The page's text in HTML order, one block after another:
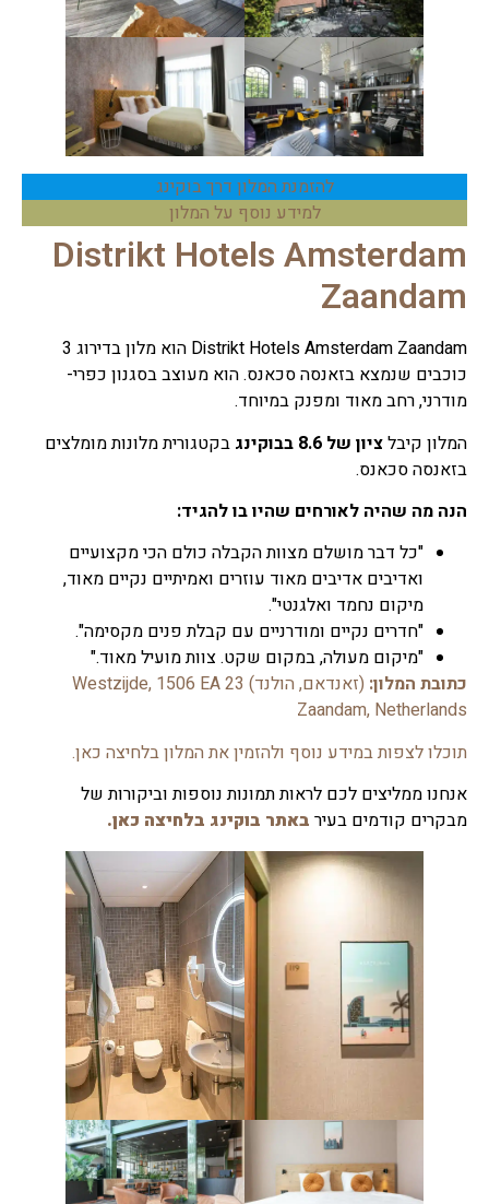
להזמנת המלון דרך בוקינג
למידע נוסף על המלון
Distrikt Hotels Amsterdam
Zaandam
Distrikt Hotels Amsterdam Zaandam הוא מלון בדירוג 3
כוכבים שנמצא בזאנסה סכאנס. הוא מעוצב בסגנון כפרי-
מודרני, רחב מאוד ומפנק במיוחד.
המלון קיבלציון של 8.6 בבוקינג
בקטגורית מלונות מומלצים
בזאנסה סכאנס.
הנה מה שהיה לאורחים שהיו בו להגיד:
"כל דבר מושלם מצוות הקבלה כולם הכי מקצועיים
ואדיבים אדיבים מאוד עוזרים ואמיתיים נקיים מאוד,
מיקום נחמד ואלגנטי".
"חדרים נקיים ומודרניים עם קבלת פנים מקסימה".
"מיקום מעולה, במקום שקט. צוות מועיל מאוד."
כתובת המלון:
(זאנדאם, הולנד) 23 Westzijde, 1506 EA
Zaandam, Netherlands
תוכלו לצפות במידע נוסף ולהזמין את המלון בלחיצה כאן.
אנחנו ממליצים לכם לראות תמונות נוספות וביקורות של
מבקרים קודמים בעיר באתר בוקינג בלחיצה כאן.